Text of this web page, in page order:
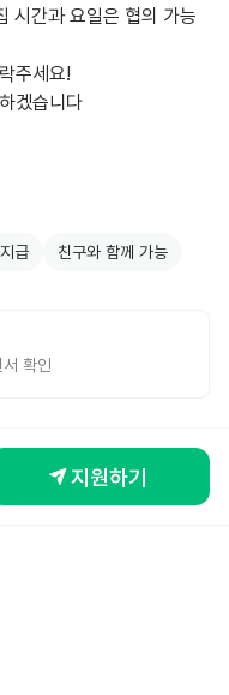
시간과 요일은 협의 가능
주세요!
겠습니다
급 친구와 함께 가능
확인
지원하기